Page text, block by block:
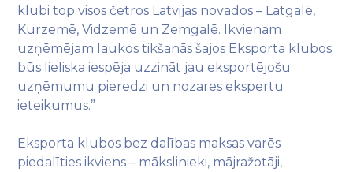
klubi top visos četros Latvijas novados – Latgalē,
Kurzemē, Vidzemē un Zemgalē. Ikvienam
uzņēmējam laukos tikšanās šajos Eksporta klubos
būs lieliska iespēja uzzināt jau eksportējošu
uzņēmumu pieredzi un nozares ekspertu
ieteikumus.”
Eksporta klubos bez dalības maksas varēs
piedalīties ikviens – mākslinieki, mājražotāji,